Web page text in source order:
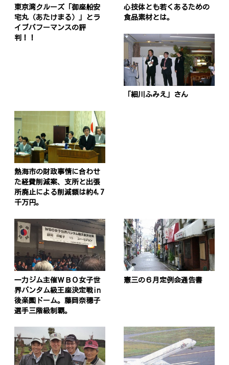
東京湾クルーズ「御座船安
宅丸（あたけまる）」とラ
イブパフーマンスの評
判！！
心技体とも若くあるための
食品素材とは。
「細川ふみえ」さん
熱海市の財政事情に合わせ
た経費削減案、支所と出張
所廃止による削減額は約4,7
千万円。
一力ジム主催ＷＢＯ女子世
界バンタム級王座決定戦in
後楽園ドーム。藤岡奈穗子
選手三階級制覇。
憲三の６月定例会通告書